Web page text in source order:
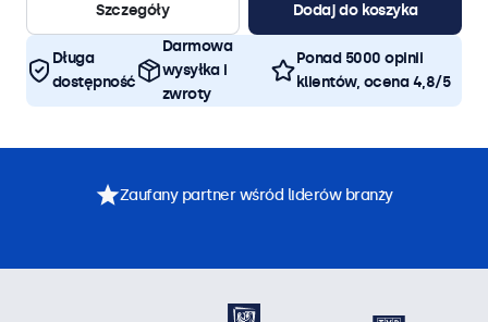
Szczegóły
Dodaj do koszyka
Długa
dostępność
Darmowa
wysyłka i
zwroty
Ponad 5000 opinii
klientów, ocena 4,8/5
Zaufany partner wśród liderów branży